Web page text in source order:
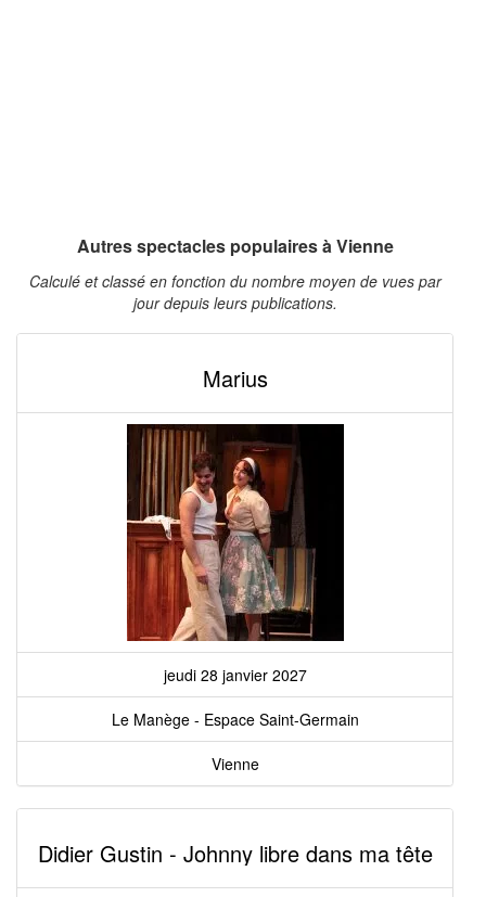
Autres spectacles populaires à Vienne
Calculé et classé en fonction du nombre moyen de vues par
jour depuis leurs publications.
Marius
jeudi 28 janvier 2027
Le Manège - Espace Saint-Germain
Vienne
Didier Gustin - Johnny libre dans ma tête